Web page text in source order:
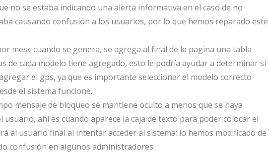
no se estaba indicando una alerta informativa en el caso de no
causando confusión a los usuarios, por lo que hemos reparado este
mes» cuando se genera, se agrega al final de la pagina una tabla
de cada modelo tiene agregado, esto le podría ayudar a determinar si
el gps, ya que es importante seleccionar el modelo correcto
el sistema funcione.
mensaje de bloqueo se mantiene oculto a menos que se haya
usuario, ahí es cuando aparece la caja de texto para poder colocar el
al usuario final al intentar acceder al sistema; lo hemos modificado de
confusión en algunos administradores.